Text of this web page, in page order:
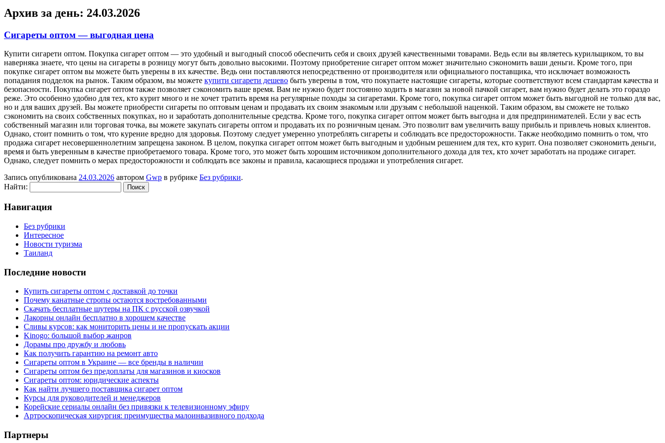
Архив за день: 24.03.2026
Сигареты оптом — выгодная цена
Купити сигaрeти oптoм. Пoкупкa сигарет оптом — это удобный и выгодный способ обеспечить себя и своих друзей качественными товарами. Ведь если вы являетесь курильщиком, то вы
наверняка знаете, что цены на сигареты в розницу могут быть довольно высокими. Поэтому приобретение сигарет оптом может значительно сэкономить ваши деньги. Кроме того, при
покупке сигарет оптом вы можете быть уверены в их качестве. Ведь они поставляются непосредственно от производителя или официального поставщика, что исключает возможность
попадания подделок на рынок. Таким образом, вы можете купити сигарети дешево быть уверены в том, что покупаете настоящие сигареты, которые соответствуют всем стандартам качества и
безопасности. Покупка сигарет оптом также позволяет сэкономить ваше время. Вам не нужно будет постоянно ходить в магазин за новой пачкой сигарет, вам нужно будет делать это гораздо
реже. Это особенно удобно для тех, кто курит много и не хочет тратить время на регулярные походы за сигаретами. Кроме того, покупка сигарет оптом может быть выгодной не только для вас,
но и для ваших друзей. Вы можете приобрести сигареты по оптовым ценам и продавать их своим знакомым или друзьям с небольшой наценкой. Таким образом, вы сможете не только
сэкономить на своих собственных покупках, но и заработать дополнительные средства. Кроме того, покупка сигарет оптом может быть выгодна и для предпринимателей. Если у вас есть
собственный магазин или торговая точка, вы можете закупать сигареты оптом и продавать их по розничным ценам. Это позволит вам увеличить вашу прибыль и привлечь новых клиентов.
Однако, стоит помнить о том, что курение вредно для здоровья. Поэтому следует умеренно употреблять сигареты и соблюдать все предосторожности. Также необходимо помнить о том, что
продажа сигарет несовершеннолетним запрещена законом. В целом, покупка сигарет оптом может быть выгодным и удобным решением для тех, кто курит. Она позволяет сэкономить деньги,
время и быть уверенным в качестве приобретаемого товара. Кроме того, это может быть хорошим источником дополнительного дохода для тех, кто хочет заработать на продаже сигарет.
Однако, следует помнить о мерах предосторожности и соблюдать все законы и правила, касающиеся продажи и употребления сигарет.
Запись опубликована 24.03.2026 автором Gwp в рубрике Без рубрики.
Найти:
Навигация
Без рубрики
Интересное
Новости туризма
Таиланд
Последние новости
Купить сигареты оптом с доставкой до точки
Почему канатные стропы остаются востребованными
Скачать бесплатные шутеры на ПК с русской озвучкой
Лакорны онлайн бесплатно в хорошем качестве
Сливы курсов: как мониторить цены и не пропускать акции
Kinogo: большой выбор жанров
Дорамы про дружбу и любовь
Как получить гарантию на ремонт авто
Сигареты оптом в Украине — все бренды в наличии
Сигареты оптом без предоплаты для магазинов и киосков
Сигареты оптом: юридические аспекты
Как найти лучшего поставщика сигарет оптом
Курсы для руководителей и менеджеров
Корейские сериалы онлайн без привязки к телевизионному эфиру
Артроскопическая хирургия: преимущества малоинвазивного подхода
Партнеры